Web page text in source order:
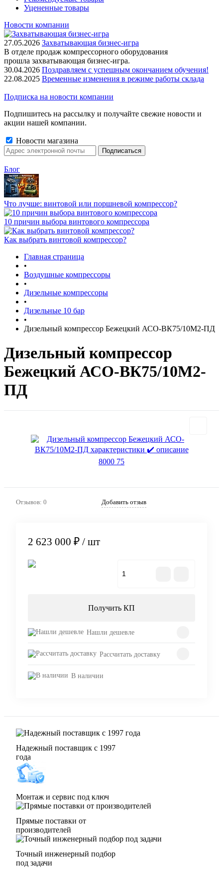
Уцененные товары
Новости компании
27.05.2026 Захватывающая бизнес-игра
В отделе продаж компрессорного оборудования
прошла захватывающая бизнес-игра.
30.04.2026 Поздравляем с успешным окончанием обучения!
22.08.2025 Временные изменения в режиме работы склада
Подписка на новости компании
Подпишитесь на рассылку и получайте свежие новости и
акции нашей компании.
Новости магазина
Блог
Что лучше: винтовой или поршневой компрессор?
10 причин выбора винтового компрессора
Как выбрать винтовой компрессор?
Главная страница
•
Воздушные компрессоры
•
Дизельные компрессоры
•
Дизельные 10 бар
•
Дизельный компрессор Бежецкий АСО-ВК75/10М2-ПД
Дизельный компрессор
Бежецкий АСО-ВК75/10М2-
ПД
Отзывов: 0 Добавить отзыв
2 623 000 ₽ / шт
Получить КП
Нашли дешевле
Рассчитать доставку
В наличии
Надежный поставщик с 1997
года
Монтаж и сервис под ключ
Прямые поставки от
производителей
Точный инженерный подбор
под задачи